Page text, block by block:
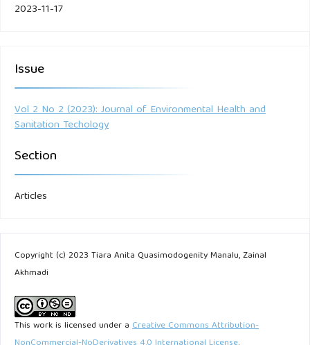
2023-11-17
Issue
Vol 2 No 2 (2023): Journal of Environmental Health and
Sanitation Techology
Section
Articles
Copyright (c) 2023 Tiara Anita Quasimodogenity Manalu, Zainal
Akhmadi
This work is licensed under a Creative Commons Attribution-